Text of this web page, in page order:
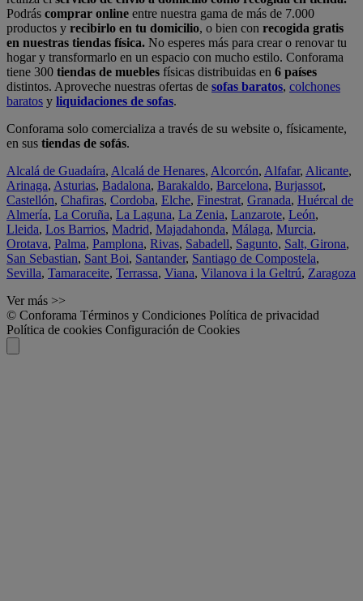
Podrás comprar online entre nuestra gama de más de 7.000
productos y recibirlo en tu domicilio, o bien con recogida gratis
en nuestras tiendas física. No esperes más para crear o renovar tu
hogar y transformarlo en un espacio con mucho estilo. Conforama
tiene 300 tiendas de muebles físicas distribuidas en 6 países
distintos. Aproveche nuestras ofertas de sofas baratos, colchones
baratos y liquidaciones de sofas.
Conforama solo comercializa a través de su website o, físicamente,
en sus tiendas de sofás.
Alcalá de Guadaíra, Alcalá de Henares, Alcorcón, Alfafar, Alicante,
Arinaga, Asturias, Badalona, Barakaldo, Barcelona, Burjassot,
Castellón, Chafiras, Cordoba, Elche, Finestrat, Granada, Huércal de
Almería, La Coruña, La Laguna, La Zenia, Lanzarote, León,
Lleida, Los Barrios, Madrid, Majadahonda, Málaga, Murcia,
Orotava, Palma, Pamplona, Rivas, Sabadell, Sagunto, Salt, Girona,
San Sebastian, Sant Boi, Santander, Santiago de Compostela,
Sevilla, Tamaraceite, Terrassa, Viana, Vilanova i la Geltrú, Zaragoza
Ver más >>
© Conforama Términos y Condiciones Política de privacidad
Política de cookies Configuración de Cookies